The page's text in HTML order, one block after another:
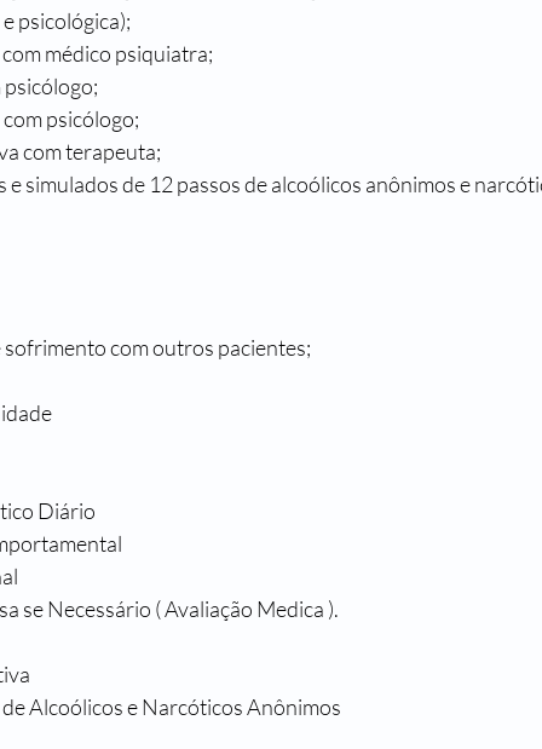
psicológica);
médico psiquiatra;
psicólogo;
psicólogo;
com terapeuta;
e simulados de 12 passos de alcoólicos anônimos e
com outros pacientes;
Diário
se Necessário ( Avaliação Medica ).
Alcoólicos e Narcóticos Anônimos